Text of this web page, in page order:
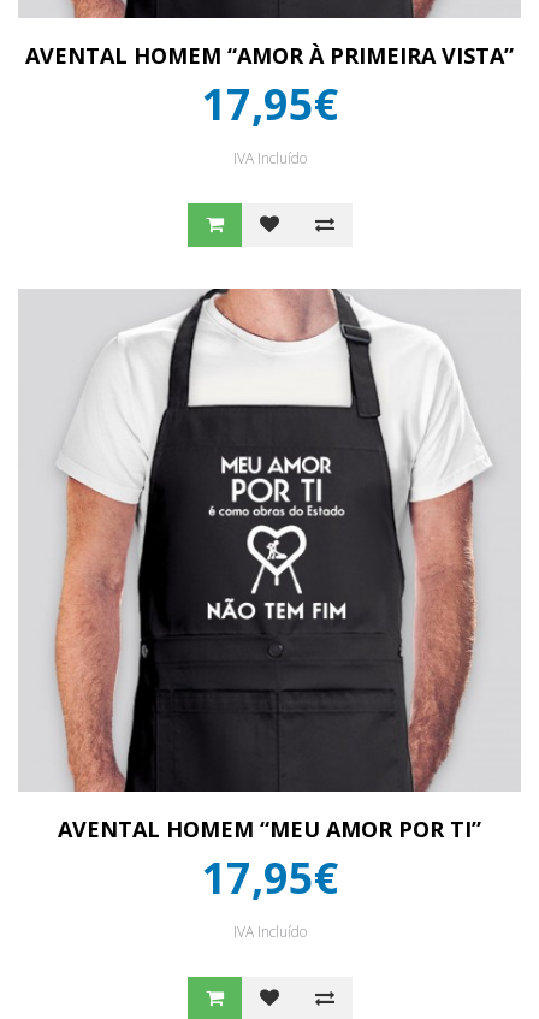
AVENTAL HOMEM “AMOR À PRIMEIRA VISTA”
17,95€
IVA Incluído
AVENTAL HOMEM “MEU AMOR POR TI”
17,95€
IVA Incluído